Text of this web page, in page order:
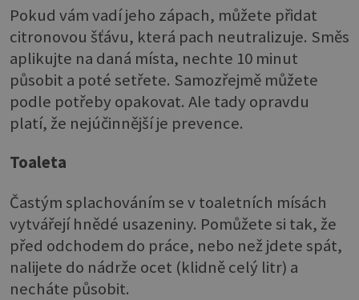
Pokud vám vadí jeho zápach, můžete přidat
citronovou šťávu, která pach neutralizuje. Směs
aplikujte na daná místa, nechte 10 minut
působit a poté setřete. Samozřejmě můžete
podle potřeby opakovat. Ale tady opravdu
platí, že nejúčinnější je prevence.
Toaleta
Častým splachováním se v toaletních mísách
vytvářejí hnědé usazeniny. Pomůžete si tak, že
před odchodem do práce, nebo než jdete spát,
nalijete do nádrže ocet (klidně celý litr) a
necháte působit.